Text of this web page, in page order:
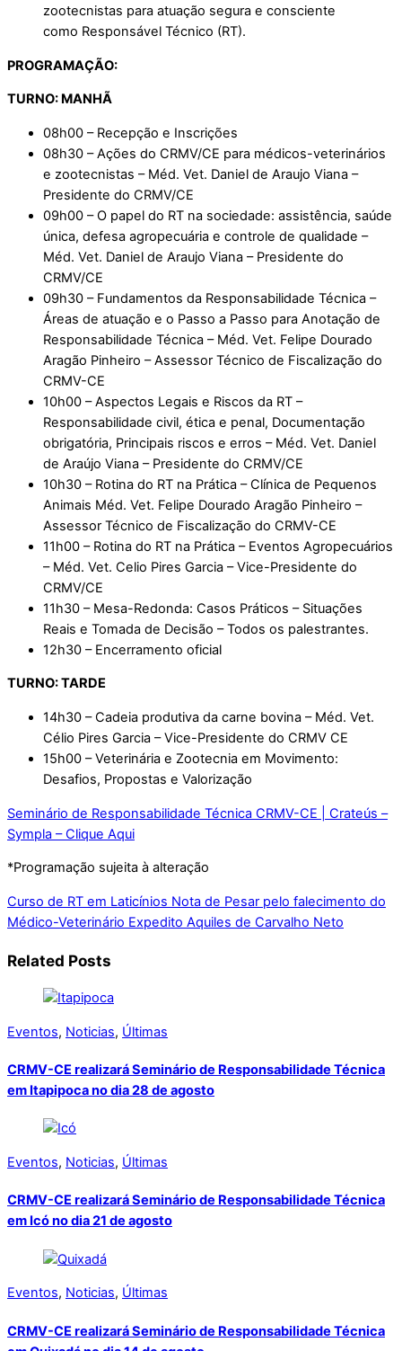
zootecnistas para atuação segura e consciente
como Responsável Técnico (RT).
PROGRAMAÇÃO:
TURNO: MANHÃ
08h00 – Recepção e Inscrições
08h30 – Ações do CRMV/CE para médicos-veterinários
e zootecnistas – Méd. Vet. Daniel de Araujo Viana –
Presidente do CRMV/CE
09h00 – O papel do RT na sociedade: assistência, saúde
única, defesa agropecuária e controle de qualidade –
Méd. Vet. Daniel de Araujo Viana – Presidente do
CRMV/CE
09h30 – Fundamentos da Responsabilidade Técnica –
Áreas de atuação e o Passo a Passo para Anotação de
Responsabilidade Técnica – Méd. Vet. Felipe Dourado
Aragão Pinheiro – Assessor Técnico de Fiscalização do
CRMV-CE
10h00 – Aspectos Legais e Riscos da RT –
Responsabilidade civil, ética e penal, Documentação
obrigatória, Principais riscos e erros – Méd. Vet. Daniel
de Araújo Viana – Presidente do CRMV/CE
10h30 – Rotina do RT na Prática – Clínica de Pequenos
Animais Méd. Vet. Felipe Dourado Aragão Pinheiro –
Assessor Técnico de Fiscalização do CRMV-CE
11h00 – Rotina do RT na Prática – Eventos Agropecuários
– Méd. Vet. Celio Pires Garcia – Vice-Presidente do
CRMV/CE
11h30 – Mesa-Redonda: Casos Práticos – Situações
Reais e Tomada de Decisão – Todos os palestrantes.
12h30 – Encerramento oficial
TURNO: TARDE
14h30 – Cadeia produtiva da carne bovina – Méd. Vet.
Célio Pires Garcia – Vice-Presidente do CRMV CE
15h00 – Veterinária e Zootecnia em Movimento:
Desafios, Propostas e Valorização
Seminário de Responsabilidade Técnica CRMV-CE | Crateús –
Sympla – Clique Aqui
*Programação sujeita à alteração
Curso de RT em Laticínios Nota de Pesar pelo falecimento do
Médico-Veterinário Expedito Aquiles de Carvalho Neto
Related Posts
Eventos, Noticias, Últimas
CRMV-CE realizará Seminário de Responsabilidade Técnica
em Itapipoca no dia 28 de agosto
Eventos, Noticias, Últimas
CRMV-CE realizará Seminário de Responsabilidade Técnica
em Icó no dia 21 de agosto
Eventos, Noticias, Últimas
CRMV-CE realizará Seminário de Responsabilidade Técnica